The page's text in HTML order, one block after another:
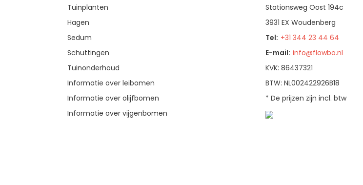
Tuinplanten
Hagen
Sedum
Schuttingen
Tuinonderhoud
Informatie over leibomen
Informatie over olijfbomen
Informatie over vijgenbomen
Stationsweg Oost 194c
3931 EX Woudenberg
Tel: +31 344 23 44 64
E-mail: info@flowbo.nl
KVK: 86437321
BTW: NL002422926B18
* De prijzen zijn incl. btw